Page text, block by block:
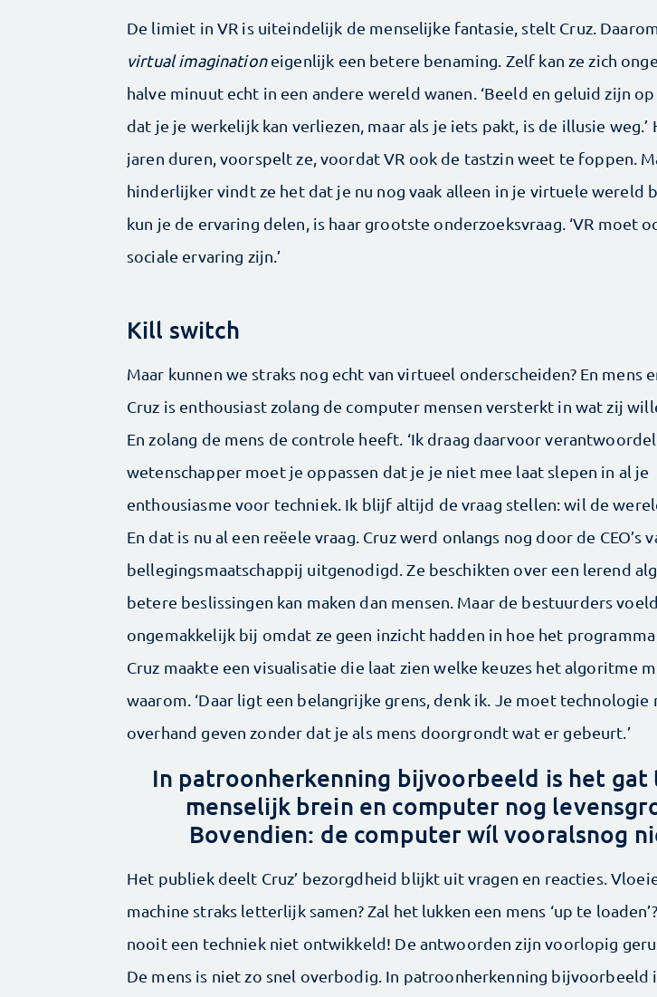
De limiet in VR is uiteindelijk de menselijke fantasie, stelt Cruz.
virtual imaginationeigenlijk een betere benaming. Zelf kan ze zich
halve minuut echt in een andere wereld wanen. ‘Beeld en geluid zijn
dat je je werkelijk kan verliezen, maar als je iets pakt, is de illusie weg.’
jaren duren, voorspelt ze, voordat VR ook de tastzin weet te foppen.
hinderlijker vindt ze het dat je nu nog vaak alleen in je virtuele wereld
kun je de ervaring delen, is haar grootste onderzoeksvraag. ‘VR moet
sociale ervaring zijn.’
Kill switch
Maar kunnen we straks nog echt van virtueel onderscheiden? En mens
Cruz is enthousiast zolang de computer mensen versterkt in wat zij
En zolang de mens de controle heeft. ‘Ik draag daarvoor
wetenschapper moet je oppassen dat je je niet mee laat slepen in al je
enthousiasme voor techniek. Ik blijf altijd de vraag stellen: wil de
En dat is nu al een reëele vraag. Cruz werd onlangs nog door de CEO’s
bellegingsmaatschappij uitgenodigd. Ze beschikten over een lerend
betere beslissingen kan maken dan mensen. Maar de bestuurders
ongemakkelijk bij omdat ze geen inzicht hadden in hoe het programma
Cruz maakte een visualisatie die laat zien welke keuzes het algoritme
waarom. ‘Daar ligt een belangrijke grens, denk ik. Je moet technologie
overhand geven zonder dat je als mens doorgrondt wat er gebeurt.’
In patroonherkenning bijvoorbeeld is het gat
menselijk brein en computer nog
Bovendien: de computer wíl vooralsnog
Het publiek deelt Cruz’ bezorgdheid blijkt uit vragen en reacties.
machine straks letterlijk samen? Zal het lukken een mens ‘up te
nooit een techniek niet ontwikkeld! De antwoorden zijn voorlopig
De mens is niet zo snel overbodig. In patroonherkenning bijvoorbeeld